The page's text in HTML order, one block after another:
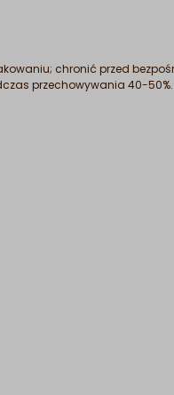
chronić przed
przechowywania 40-50%.